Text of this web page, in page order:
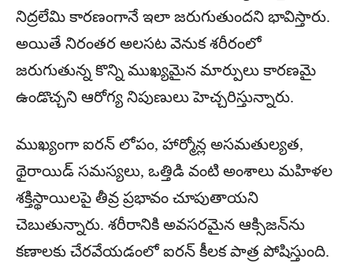
నిద్రలేమి కారణంగానే ఇలా జరుగుతుందని భావిస్తారు.
అయితే నిరంతర అలసట వెనుక శరీరంలో
జరుగుతున్న కొన్ని ముఖ్యమైన మార్పులు కారణమై
ఉండొచ్చని ఆరోగ్య నిపుణులు హెచ్చరిస్తున్నారు.
ముఖ్యంగా ఐరన్ లోపం, హార్మోన్ల అసమతుల్యత,
థైరాయిడ్ సమస్యలు, ఒత్తిడి వంటి అంశాలు మహిళల
శక్తిస్థాయిలపై తీవ్ర ప్రభావం చూపుతాయని
చెబుతున్నారు. శరీరానికి అవసరమైన ఆక్సిజన్‌ను
కణాలకు చేరవేయడంలో ఐరన్ కీలక పాత్ర పోషిస్తుంది.